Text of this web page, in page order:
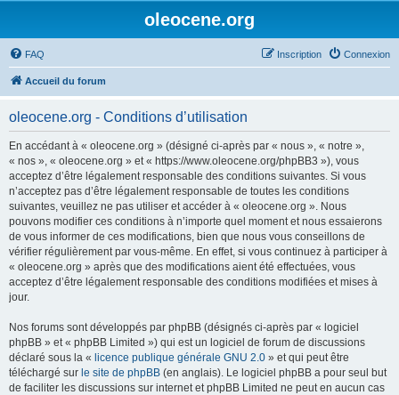
oleocene.org
FAQ Connexion
Inscription
Accueil du forum
oleocene.org - Conditions d’utilisation
En accédant à « oleocene.org » (désigné ci-après par « nous », « notre »,
« nos », « oleocene.org » et « https://www.oleocene.org/phpBB3 »), vous
acceptez d’être légalement responsable des conditions suivantes. Si vous
n’acceptez pas d’être légalement responsable de toutes les conditions
suivantes, veuillez ne pas utiliser et accéder à « oleocene.org ». Nous
pouvons modifier ces conditions à n’importe quel moment et nous essaierons
de vous informer de ces modifications, bien que nous vous conseillons de
vérifier régulièrement par vous-même. En effet, si vous continuez à participer à
« oleocene.org » après que des modifications aient été effectuées, vous
acceptez d’être légalement responsable des conditions modifiées et mises à
jour.
Nos forums sont développés par phpBB (désignés ci-après par « logiciel
phpBB » et « phpBB Limited ») qui est un logiciel de forum de discussions
déclaré sous la « licence publique générale GNU 2.0 » et qui peut être
téléchargé sur le site de phpBB (en anglais). Le logiciel phpBB a pour seul but
de faciliter les discussions sur internet et phpBB Limited ne peut en aucun cas